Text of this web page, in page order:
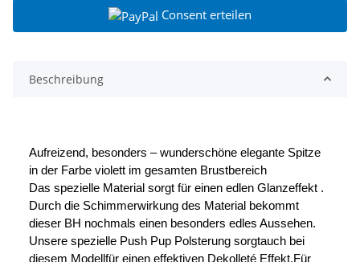
Consent erteilen
Beschreibung
Aufreizend, besonders – wunderschöne elegante Spitze
in der Farbe violett im gesamten Brustbereich
Das spezielle Material sorgt für einen edlen Glanzeffekt .
Durch die Schimmerwirkung des Material bekommt
dieser BH nochmals einen besonders edles Aussehen.
Unsere spezielle Push Pup Polsterung sorgtauch bei
diesem Modellfür einen effektiven Dekolleté Effekt.Für